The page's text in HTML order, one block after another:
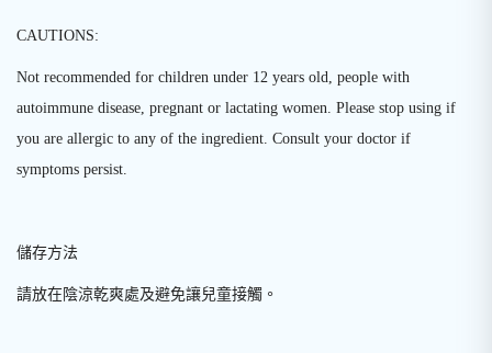
CAUTIONS:
Not recommended for children under 12 years old, people with
autoimmune disease, pregnant or lactating women. Please stop using if
you are allergic to any of the ingredient. Consult your doctor if
symptoms persist.
儲存方法
請放在陰涼乾爽處及避免讓兒童接觸。